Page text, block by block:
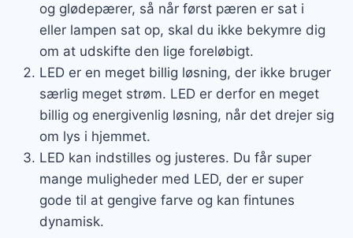
og glødepærer, så når først pæren er sat i
eller lampen sat op, skal du ikke bekymre dig
om at udskifte den lige foreløbigt.
LED er en meget billig løsning, der ikke bruger
særlig meget strøm. LED er derfor en meget
billig og energivenlig løsning, når det drejer sig
om lys i hjemmet.
LED kan indstilles og justeres. Du får super
mange muligheder med LED, der er super
gode til at gengive farve og kan fintunes
dynamisk.